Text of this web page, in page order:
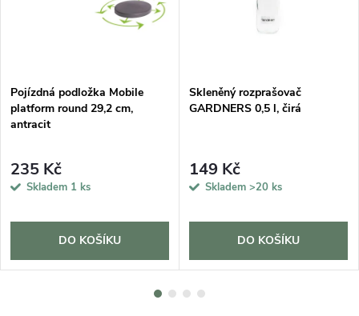
Pojízdná podložka Mobile
platform round 29,2 cm,
antracit
235 Kč
Skladem 1 ks
DO KOŠÍKU
Skleněný rozprašovač
GARDNERS 0,5 l, čirá
149 Kč
Skladem >20 ks
DO KOŠÍKU